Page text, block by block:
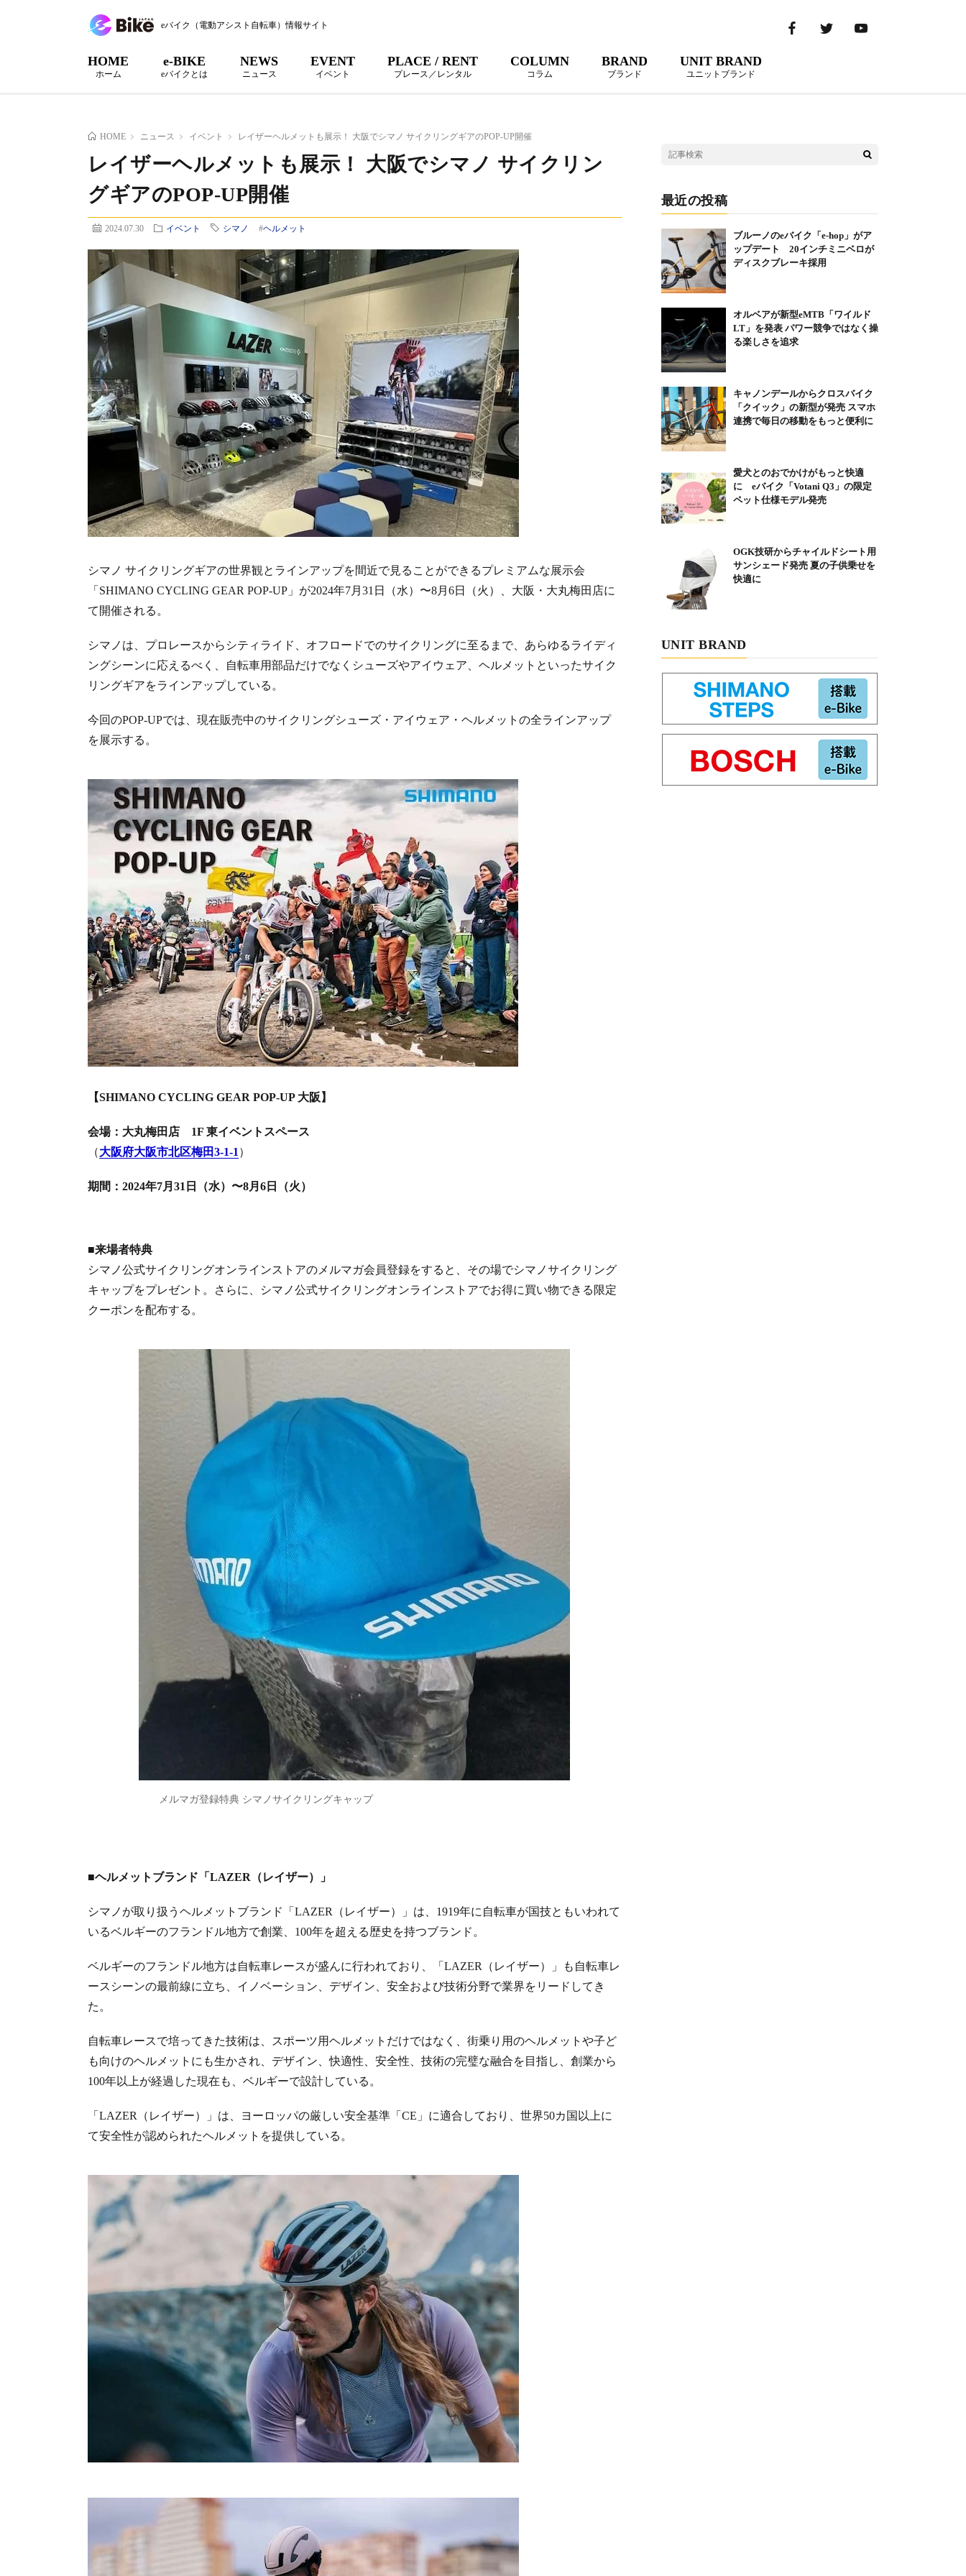
eバイク（電動アシスト自転車）情報サイト
HOME
ホーム
e-BIKE
eバイクとは
NEWS
ニュース
EVENT
イベント
PLACE / RENT
プレース／レンタル
COLUMN
コラム
BRAND
ブランド
UNIT BRAND
ユニットブランド
HOME ニュース イベント レイザーヘルメットも展示！ 大阪でシマノ サイクリングギアのPOP-UP開催
レイザーヘルメットも展示！ 大阪でシマノ サイクリン
グギアのPOP-UP開催
2024.07.30 イベント シマノ #ヘルメット
シマノ サイクリングギアの世界観とラインアップを間近で見ることができるプレミアムな展示会
「SHIMANO CYCLING GEAR POP-UP」が2024年7月31日（水）〜8月6日（火）、大阪・大丸梅田店に
て開催される。
シマノは、プロレースからシティライド、オフロードでのサイクリングに至るまで、あらゆるライディ
ングシーンに応えるべく、自転車用部品だけでなくシューズやアイウェア、ヘルメットといったサイク
リングギアをラインアップしている。
今回のPOP-UPでは、現在販売中のサイクリングシューズ・アイウェア・ヘルメットの全ラインアップ
を展示する。
【SHIMANO CYCLING GEAR POP-UP 大阪】
会場：大丸梅田店 1F 東イベントスペース
（大阪府大阪市北区梅田3-1-1 ）
期間：2024年7月31日（水）〜8月6日（火）
■来場者特典
シマノ公式サイクリングオンラインストアのメルマガ会員登録をすると、その場でシマノサイクリング
キャップをプレゼント。さらに、シマノ公式サイクリングオンラインストアでお得に買い物できる限定
クーポンを配布する。
メルマガ登録特典 シマノサイクリングキャップ
■ヘルメットブランド「LAZER（レイザー）」
シマノが取り扱うヘルメットブランド「LAZER（レイザー）」は、1919年に自転車が国技ともいわれて
いるベルギーのフランドル地方で創業、100年を超える歴史を持つブランド。
ベルギーのフランドル地方は自転車レースが盛んに行われており、「LAZER（レイザー）」も自転車レ
ースシーンの最前線に立ち、イノベーション、デザイン、安全および技術分野で業界をリードしてき
た。
自転車レースで培ってきた技術は、スポーツ用ヘルメットだけではなく、街乗り用のヘルメットや子ど
も向けのヘルメットにも生かされ、デザイン、快適性、安全性、技術の完璧な融合を目指し、創業から
100年以上が経過した現在も、ベルギーで設計している。
「LAZER（レイザー）」は、ヨーロッパの厳しい安全基準「CE」に適合しており、世界50カ国以上に
て安全性が認められたヘルメットを提供している。
最近の投稿
ブルーノのeバイク「e-hop」がア
ップデート 20インチミニベロが
ディスクブレーキ採用
オルベアが新型eMTB「ワイルド
LT」を発表 パワー競争ではなく操
る楽しさを追求
キャノンデールからクロスバイク
「クイック」の新型が発売 スマホ
連携で毎日の移動をもっと便利に
愛犬とのおでかけがもっと快適
に eバイク「Votani Q3」の限定
ペット仕様モデル発売
OGK技研からチャイルドシート用
サンシェード発売 夏の子供乗せを
快適に
UNIT BRAND